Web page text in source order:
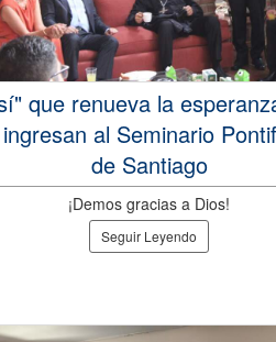
que renueva la
al Seminario
de Santiago
¡Demos gracias a Dios!
Seguir Leyendo